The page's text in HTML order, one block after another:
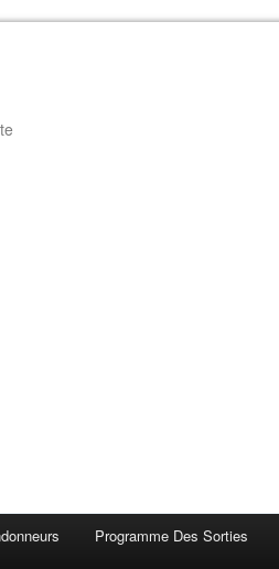
Programme Des Sorties